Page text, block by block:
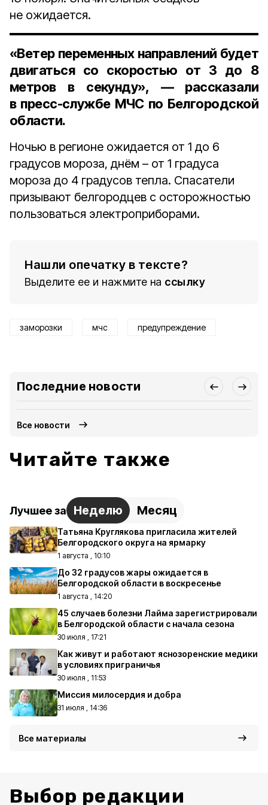
не ожидается.
«Ветер переменных направлений будет
двигаться со скоростью от 3 до 8
метров в секунду», — рассказали
в пресс-службе МЧС по Белгородской
области.
Ночью в регионе ожидается от 1 до 6
градусов мороза, днём – от 1 градуса
мороза до 4 градусов тепла. Спасатели
призывают белгородцев с осторожностью
пользоваться электроприборами.
Нашли опечатку в тексте?
Выделите ее и нажмите на ссылку
заморозки мчс предупреждение
Последние новости
Все новости
Читайте также
Лучшее за Неделю Месяц
Татьяна Круглякова пригласила жителей
Белгородского округа на ярмарку
1 августа , 10:10
До 32 градусов жары ожидается в
Белгородской области в воскресенье
1 августа , 14:20
45 случаев болезни Лайма зарегистрировали
в Белгородской области с начала сезона
30 июля , 17:21
Как живут и работают яснозоренские медики
в условиях приграничья
30 июля , 11:53
Миссия милосердия и добра
31 июля , 14:36
Все материалы
Выбор редакции